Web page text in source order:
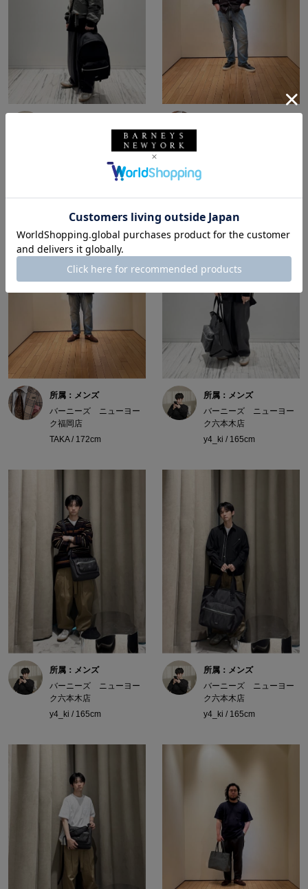
バーニーズ ニューヨー
所属：メンズ
バーニーズ ニューヨー
ク福岡店
TAKA / 172cm
所属：メンズ
バーニーズ ニューヨー
ク六本木店
y4_ki / 165cm
所属：メンズ
バーニーズ ニューヨー
ク六本木店
y4_ki / 165cm
所属：メンズ
バーニーズ ニューヨー
ク六本木店
y4_ki / 165cm